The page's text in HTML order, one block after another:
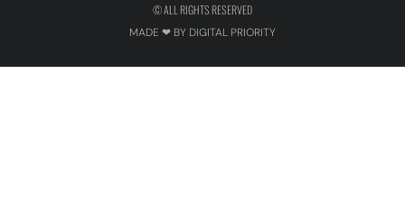
© ALL RIGHTS RESERVED
MADE ❤ BY DIGITAL PRIORITY